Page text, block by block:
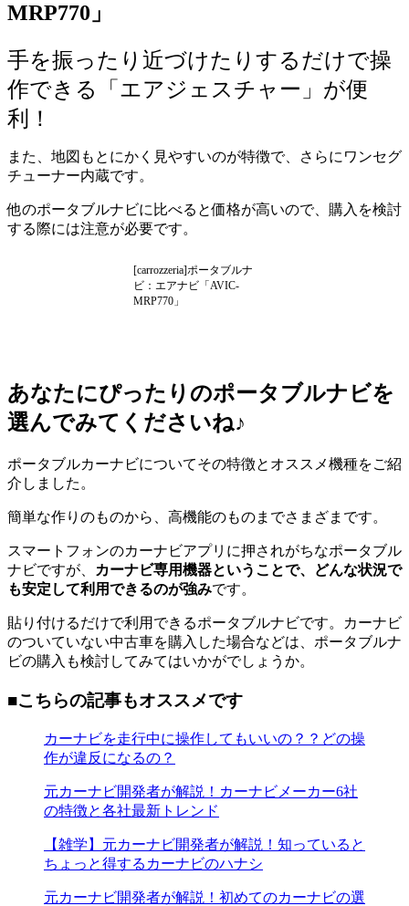
MRP770 」
手を振ったり近づけたりするだけで操
作できる「エアジェスチャー」が便
利！
また、地図もとにかく見やすいのが特徴で、さらにワンセグ
チューナー内蔵です。
他のポータブルナビに比べると価格が高いので、購入を検討
する際には注意が必要です。
[carrozzeria]ポータブルナ
ビ：エアナビ「AVIC-
MRP770」
あなたにぴったりのポータブルナビを
選んでみてくださいね♪
ポータブルカーナビについてその特徴とオススメ機種をご紹
介しました。
簡単な作りのものから、高機能のものまでさまざまです。
スマートフォンのカーナビアプリに押されがちなポータブル
ナビですが、
カーナビ専用機器ということで、どんな状況で
も安定して利用できるのが強みです。
貼り付けるだけで利用できるポータブルナビです。カーナビ
のついていない中古車を購入した場合などは、ポータブルナ
ビの購入も検討してみてはいかがでしょうか。
■こちらの記事もオススメです
カーナビを走行中に操作してもいいの？？どの操
作が違反になるの？
元カーナビ開発者が解説！カーナビメーカー6社
の特徴と各社最新トレンド
【雑学】元カーナビ開発者が解説！知っていると
ちょっと得するカーナビのハナシ
元カーナビ開発者が解説！初めてのカーナビの選